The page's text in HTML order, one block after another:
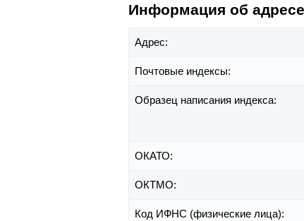
Информация об адресе
Адрес:
Почтовые индексы:
Образец написания индекса:
ОКАТО:
ОКТМО:
Код ИФНС (физические лица):